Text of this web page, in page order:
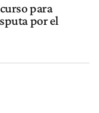
para
por el